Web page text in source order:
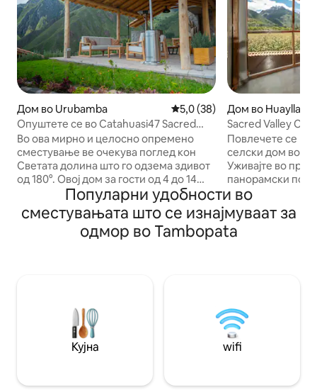
Дом во Urubamba Просечна оцена: 5,0 од 5,
5,0 (38)
Опуштете се во Catahuasi47 Sacred
Valley, Urubamba Cusco
Во ова мирно и целосно опремено
сместување ве очекува поглед кон
Светата долина што го одзема здивот
од 180°. Овој дом за гости од 4 до 14
години ги спојува удобностите на
градот со традиционалниот шарм на
Куско, нудејќи мирни соби со
контролирана температура
кујна и панорамската тераса ветуваат
незаборавен престој. Откријте
елеганција и удобност во срцето на
Дом во
Sacred Valley
Перу – поглед
Повлечете се во
селски дом во
Уживајте во
панорамски
Савасирај и Питусирај.
срцето на
место е
одмор и
сакаат одделни
ги резервираат
Популарни удобности во
сместувањата што се изнајмуваат за
одмор во Tambopata
Кујна wifi